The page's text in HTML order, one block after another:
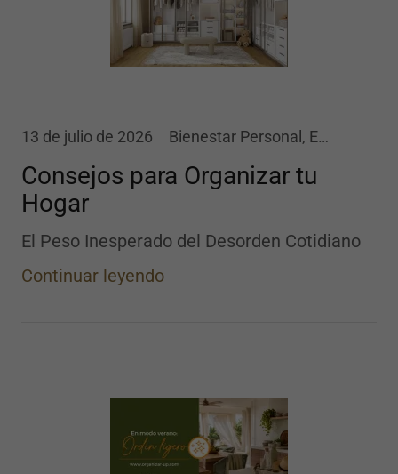
13 de julio de 2026 Bienestar Personal, Estilo de Vida, Organización de Espacios, Organización Personal
Consejos para Organizar tu
Hogar
El Peso Inesperado del Desorden Cotidiano
Continuar leyendo